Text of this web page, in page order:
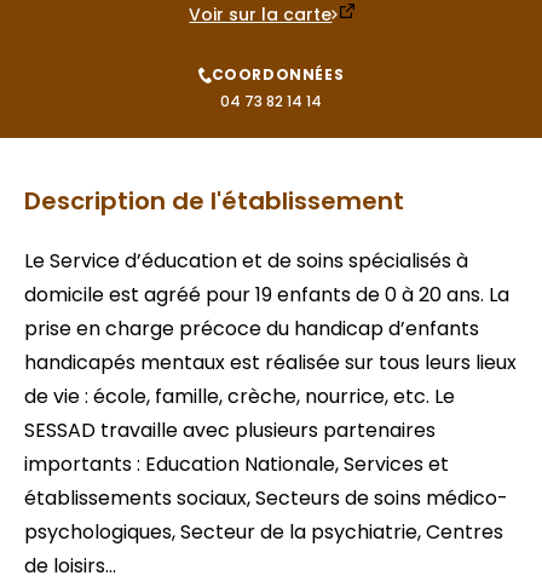
Voir sur la carte
COORDONNÉES
04 73 82 14 14
Description de l'établissement
Le Service d’éducation et de soins spécialisés à
domicile est agréé pour 19 enfants de 0 à 20 ans. La
prise en charge précoce du handicap d’enfants
handicapés mentaux est réalisée sur tous leurs lieux
de vie : école, famille, crèche, nourrice, etc. Le
SESSAD travaille avec plusieurs partenaires
importants : Education Nationale, Services et
établissements sociaux, Secteurs de soins médico-
psychologiques, Secteur de la psychiatrie, Centres
de loisirs...